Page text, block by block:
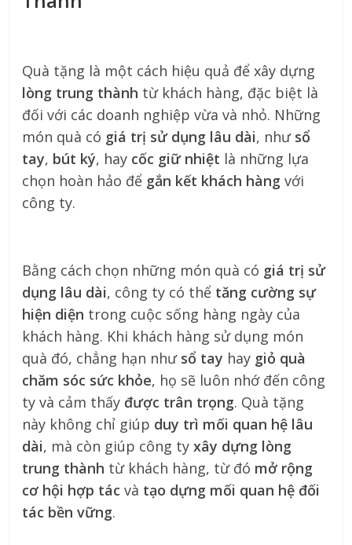
Quà tặng là một cách hiệu quả để xây dựng
lòng trung thành từ khách hàng, đặc biệt là
đối với các doanh nghiệp vừa và nhỏ. Những
món quà có giá trị sử dụng lâu dài, như sổ
tay, bút ký, hay cốc giữ nhiệt là những lựa
chọn hoàn hảo để gắn kết khách hàng với
công ty.
Bằng cách chọn những món quà có giá trị sử
dụng lâu dài, công ty có thể tăng cường sự
hiện diện trong cuộc sống hàng ngày của
khách hàng. Khi khách hàng sử dụng món
quà đó, chẳng hạn như sổ tay hay giỏ quà
chăm sóc sức khỏe, họ sẽ luôn nhớ đến công
ty và cảm thấy được trân trọng. Quà tặng
này không chỉ giúp duy trì mối quan hệ lâu
dài, mà còn giúp công tyxây dựng lòng
trung thành từ khách hàng, từ đó mở rộng
cơ hội hợp tác và tạo dựng mối quan hệ đối
tác bền vững.